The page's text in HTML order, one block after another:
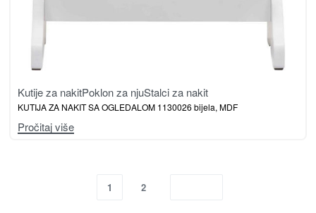
Kutije za nakitPoklon za njuStalci za nakit
KUTIJA ZA NAKIT SA OGLEDALOM 1130026 bijela, MDF
Pročitaj više
1 2